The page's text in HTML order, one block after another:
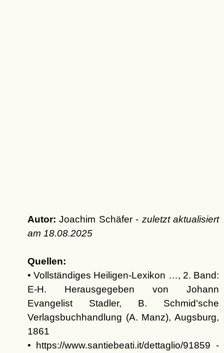
Autor: Joachim Schäfer - zuletzt aktualisiert
am 18.08.2025
Quellen:
• Vollständiges Heiligen-Lexikon …, 2. Band:
E-H. Herausgegeben von Johann
Evangelist Stadler, B. Schmid'sche
Verlagsbuchhandlung (A. Manz), Augsburg,
1861
• https://www.santiebeati.it/dettaglio/91859 -